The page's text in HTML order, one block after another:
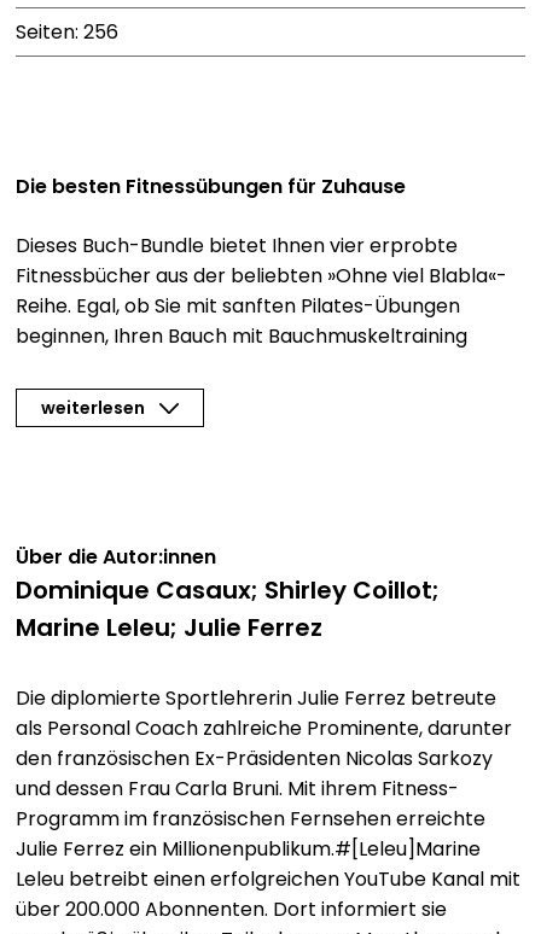
Seiten: 256
Die besten Fitnessübungen für Zuhause
Dieses Buch-Bundle bietet Ihnen vier erprobte
Fitnessbücher aus der beliebten »Ohne viel Blabla«-
Reihe. Egal, ob Sie mit sanften Pilates-Übungen
beginnen, Ihren Bauch mit Bauchmuskeltraining
Schwitzen kommen möchten – hier finden Sie alles,
um ohne teure Ausrüstung bequem von zuhause aus
Effektives Training für jedes Fitnesslevel
Egal, ob Anfänger:in oder erfahrene Fitness-
Mit Programmen wie Pilates oder Yoga für Anfänger,
ergänzt durch HIIT-Übungen und Workouts für den
Bauch können Sie gezielt Problemzonen angehen und
gleichzeitig Kraft und Ausdauer aufbauen. Alle
Übungen sind so konzipiert, dass sie leicht
verständlich und schnell in den Alltag integriert
werden können.
weiterlesen
Über die Autor:innen
Dominique Casaux; Shirley Coillot;
Marine Leleu; Julie Ferrez
Die diplomierte Sportlehrerin Julie Ferrez betreute
als Personal Coach zahlreiche Prominente, darunter
den französischen Ex-Präsidenten Nicolas Sarkozy
und dessen Frau Carla Bruni. Mit ihrem Fitness-
Programm im französischen Fernsehen erreichte
Julie Ferrez ein Millionenpublikum.#[Leleu]Marine
Leleu betreibt einen erfolgreichen YouTube Kanal mit
über 200.000 Abonnenten. Dort informiert sie